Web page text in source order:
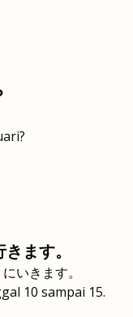
ます。
いきます。
10 sampai 15.